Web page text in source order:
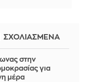
ΣΧΟΛΙΑΣΜΕΝΑ
στην
για
μέρα